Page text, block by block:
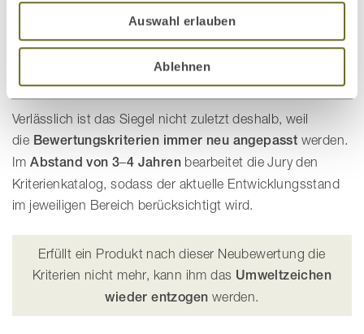
Auswahl erlauben
Ablehnen
direkten, strengen Vergleich besser für
Umwelt
Verlässlich ist das Siegel nicht zuletzt deshalb, weil
die Bewertungskriterien immer neu angepasst werden.
ImAbstand von 3–4 Jahren bearbeitet die Jury den
Kriterienkatalog, sodass der aktuelle Entwicklungsstand
im jeweiligen Bereich berücksichtigt wird.
Erfüllt ein Produkt nach dieser Neubewertung die
Kriterien nicht mehr, kann ihm das Umweltzeichen
wieder entzogen werden.